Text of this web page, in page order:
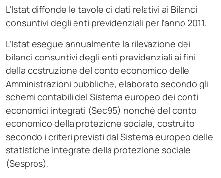
L’Istat diffonde le tavole di dati relativi ai Bilanci
consuntivi degli enti previdenziali per l’anno 2011.
L’Istat esegue annualmente la rilevazione dei
bilanci consuntivi degli enti previdenziali ai fini
della costruzione del conto economico delle
Amministrazioni pubbliche, elaborato secondo gli
schemi contabili del Sistema europeo dei conti
economici integrati (Sec95) nonché del conto
economico della protezione sociale, costruito
secondo i criteri previsti dal Sistema europeo delle
statistiche integrate della protezione sociale
(Sespros).